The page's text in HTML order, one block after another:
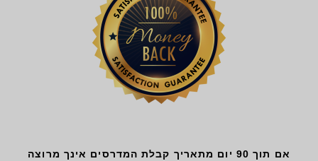
אם תוך 90 יום מתאריך קבלת המדרסים אינך מרוצה